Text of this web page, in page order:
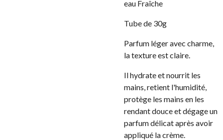
eau Fraîche
Tube de 30g
Parfum léger avec charme,
la texture est claire.
Il hydrate et nourrit les
mains, retient l'humidité,
protège les mains en les
rendant douce et dégage un
parfum délicat après avoir
appliqué la crème.